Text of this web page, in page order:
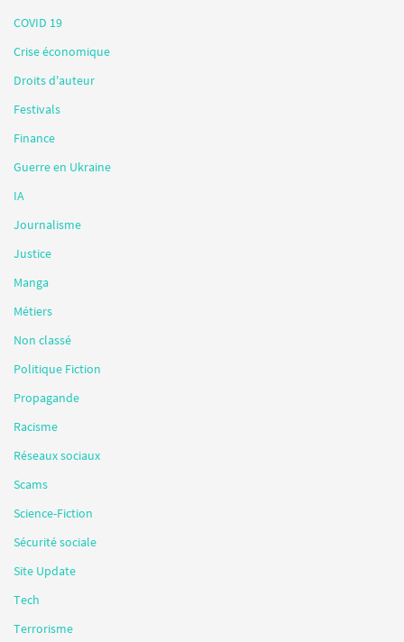
COVID 19
Crise économique
Droits d'auteur
Festivals
Finance
Guerre en Ukraine
IA
Journalisme
Justice
Manga
Métiers
Non classé
Politique Fiction
Propagande
Racisme
Réseaux sociaux
Scams
Science-Fiction
Sécurité sociale
Site Update
Tech
Terrorisme